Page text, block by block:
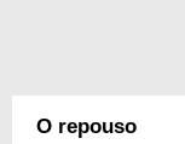
O repouso